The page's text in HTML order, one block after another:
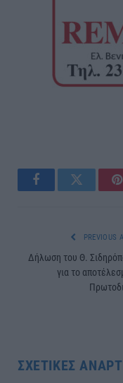
FacebookTwitter
PREVIOUS
Δήλωση του Θ.
για το
ΣΧΕΤΙΚΈΣ